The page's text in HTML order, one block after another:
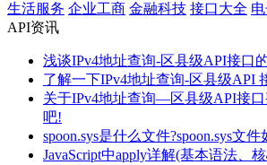
生活服务 企业工商 金融科技 接口大全
API资讯
浅谈IPv4地址查询-区县级API接口
了解一下IPv4地址查询-区县级API
关于IPv4地址查询—区县级API接
吧!
spoon.sys是什么文件?spoon.sys文
JavaScript中apply详解(基本语法、